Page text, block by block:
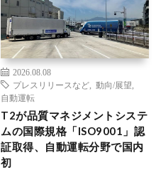
2026.08.08
プレスリリースなど
動向/展望
自動運転
T2が品質マネジメントシステ
ムの国際規格「ISO9001」認
証取得、自動運転分野で国内
初